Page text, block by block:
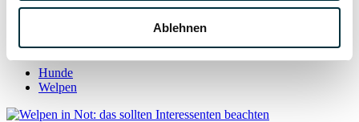
Ablehnen
19 September 2021
Welpen entwurmen: das müssen Sie wissen
Hunde
Welpen